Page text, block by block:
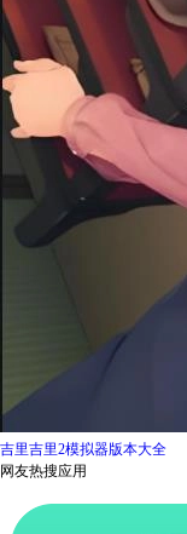
吉里吉里2模拟器版本大全
网友热搜应用